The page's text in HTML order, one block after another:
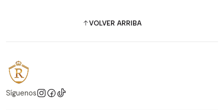
VOLVER ARRIBA
Síguenos